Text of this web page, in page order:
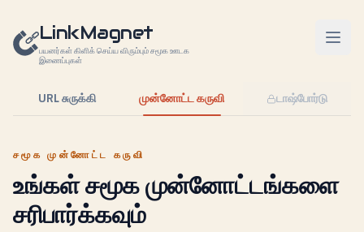
LinkMagnet
பயனர்கள் கிளிக் செய்ய விரும்பும் சமூக ஊடக
இணைப்புகள்
URL சுருக்கி முன்னோட்ட கருவி டாஷ்போர்டு
சமூக முன்னோட்ட கருவி
உங்கள் சமூக முன்னோட்டங்களை
சரிபார்க்கவும்